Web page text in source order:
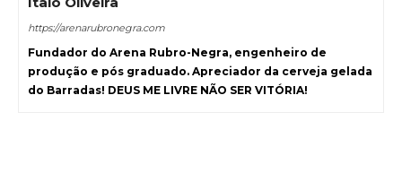
https://arenarubronegra.com
Fundador do Arena Rubro-Negra, engenheiro de
produção e pós graduado. Apreciador da cerveja gelada
do Barradas! DEUS ME LIVRE NÃO SER VITÓRIA!